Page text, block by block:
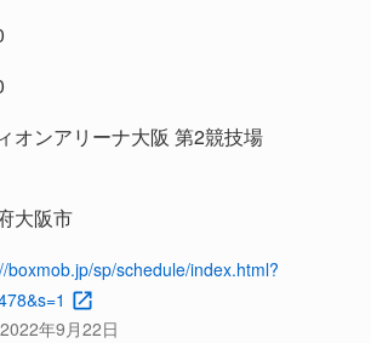
オンアリーナ大阪 第2競技場
大阪市
boxmob.jp/sp/schedule/index.html?
2022年9月22日